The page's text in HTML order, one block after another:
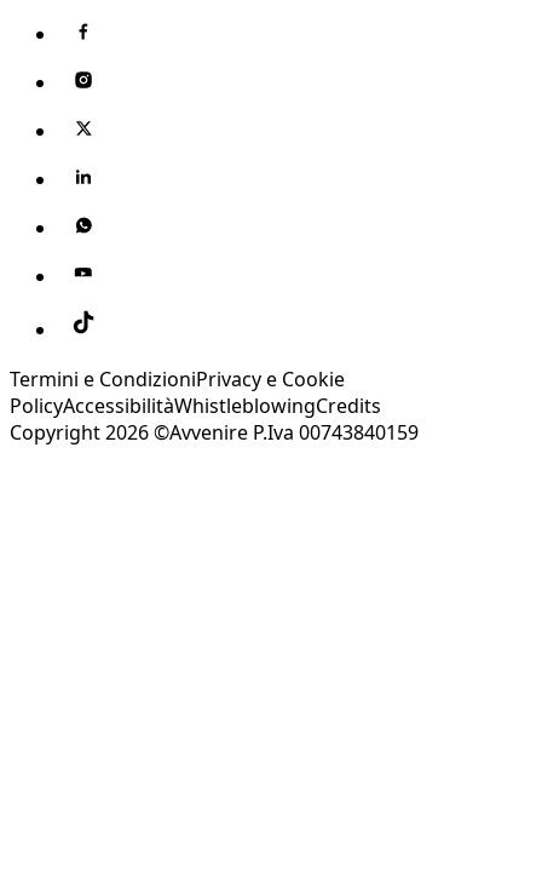
Termini e CondizioniPrivacy e Cookie
PolicyAccessibilitàWhistleblowingCredits
Copyright 2026 ©Avvenire P.Iva 00743840159